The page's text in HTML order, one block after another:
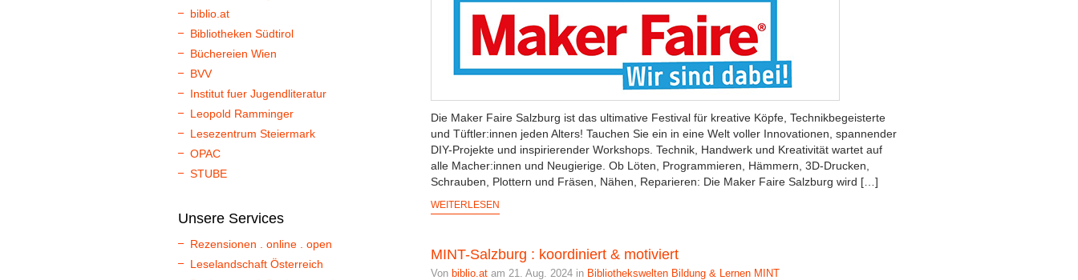
biblio.at
Bibliotheken Südtirol
Büchereien Wien
BVV
Institut fuer Jugendliteratur
Leopold Ramminger
Lesezentrum Steiermark
OPAC
STUBE
Unsere Services
Rezensionen . online . open
Leselandschaft Österreich
Die Maker Faire Salzburg ist das ultimative Festival für kreative Köpfe, Technikbegeisterte
und Tüftler:innen jeden Alters! Tauchen Sie ein in eine Welt voller Innovationen, spannender
DIY-Projekte und inspirierender Workshops. Technik, Handwerk und Kreativität wartet auf
alle Macher:innen und Neugierige. Ob Löten, Programmieren, Hämmern, 3D-Drucken,
Schrauben, Plottern und Fräsen, Nähen, Reparieren: Die Maker Faire Salzburg wird […]
WEITERLESEN
MINT-Salzburg : koordiniert & motiviert
Von biblio.at am 21. Aug. 2024 in Bibliothekswelten Bildung & Lernen MINT